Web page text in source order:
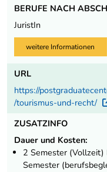
BERUFE NACH
JuristIn
weitere Informationen
URL
https://
/tourismus-und-recht/
ZUSATZINFO
Dauer und Kosten:
2 Semester
Semester